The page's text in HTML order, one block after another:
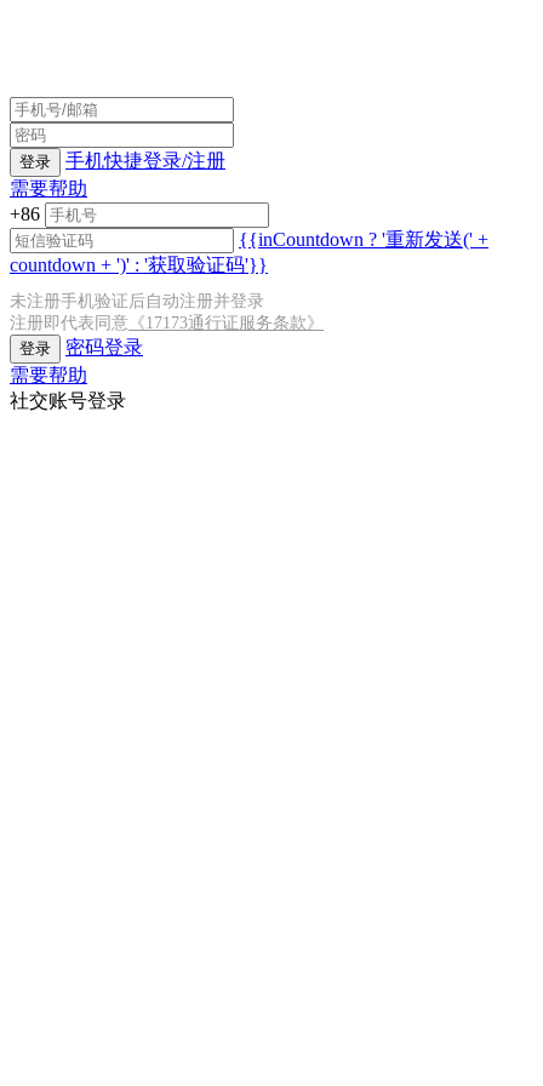
登录
手机快捷登录/注册
需要帮助
+86
{{inCountdown ? '重新发送(' +
countdown + ')' : '获取验证码'}}
未注册手机验证后自动注册并登录
注册即代表同意 《17173通行证服务条款》
登录
密码登录
需要帮助
社交账号登录